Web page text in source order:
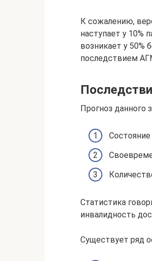
К сожалению,
наступает у 10%
возникает у 50%
последствием
Прогноз данного
Статистика
инвалидность
Существует ряд